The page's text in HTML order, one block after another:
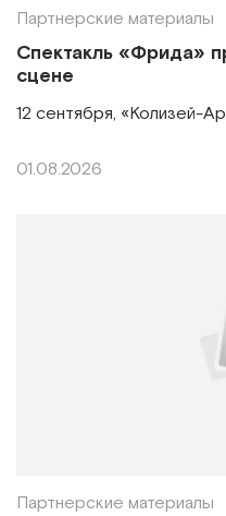
Партнерские материалы
Спектакль «Фрида»
сцене
12 сентября, «Колизей-
01.08.2026
Партнерские материалы